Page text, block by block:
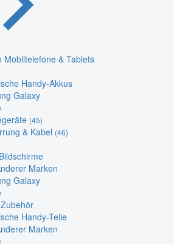
Mobiltelefone & Tablets
Handy-Akkus
Galaxy
(45)
& Kabel (46)
Marken
Galaxy
Handy-Teile
Marken